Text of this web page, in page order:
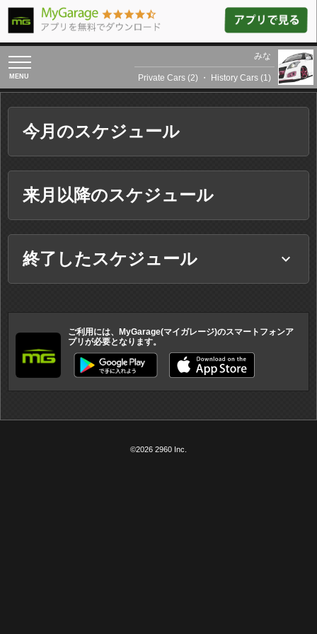
toggle
navigation
みな
Private Cars (2) ・ History Cars (1)
今月のスケジュール
来月以降のスケジュール
終了したスケジュール keyboard_arrow_down
ご利用には、MyGarage(マイガレージ)のスマートフォンア
プリが必要となります。
©2026 2960 Inc.